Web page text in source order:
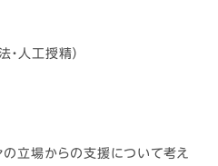
人工授精）
立場からの支援について考え